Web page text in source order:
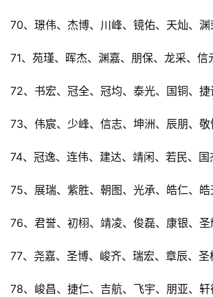
70、璟伟、杰博、川峰、镜佑、天灿、渊
71、苑瑾、晖杰、渊嘉、朋保、龙采、信
72、书宏、冠全、冠均、泰光、国铜、捷
73、伟宸、少峰、信志、坤洲、辰朋、敬
74、冠逸、连伟、建达、靖闲、若民、国
75、展瑞、紫胜、朝图、光承、皓仁、皓
76、君誉、初栩、靖凌、俊磊、康银、圣
77、尧嘉、圣博、峻齐、瑞宏、章辰、圣
78、峻昌、捷仁、吉航、飞宇、朋亚、轩